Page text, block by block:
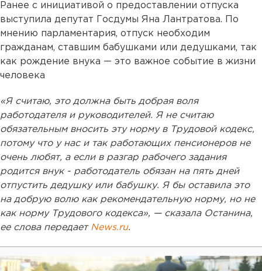
Ранее с инициативой о предоставлении отпуска
выступила депутат Госдумы Яна Лантратова. По
мнению парламентария, отпуск необходим
гражданам, ставшим бабушками или дедушками, так
как рождение внука — это важное событие в жизни
человека
«Я считаю, это должна быть добрая воля
работодателя и руководителей. Я не считаю
обязательным вносить эту норму в Трудовой кодекс,
потому что у нас и так работающих пенсионеров не
очень любят, а если в разгар рабочего задания
родится внук - работодатель обязан на пять дней
отпустить дедушку или бабушку. Я бы оставила это
на добрую волю как рекомендательную норму, но не
как норму Трудового кодекса», — сказала Останина,
ее слова передает News.ru.